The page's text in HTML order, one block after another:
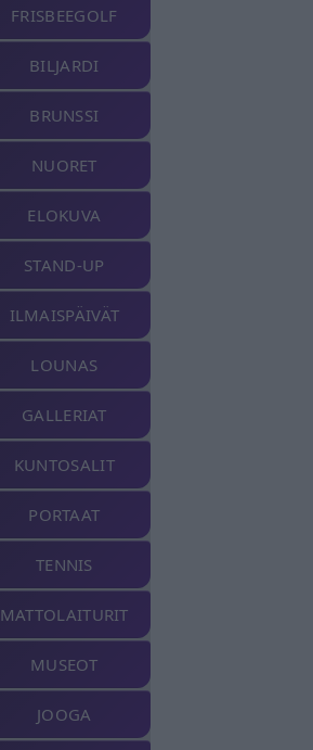
FRISBEEGOLF
BILJARDI
BRUNSSI
NUORET
ELOKUVA
STAND-UP
ILMAISPÄIVÄT
LOUNAS
GALLERIAT
KUNTOSALIT
PORTAAT
TENNIS
MATTOLAITURIT
MUSEOT
JOOGA